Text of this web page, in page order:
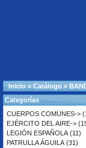
Inicio » Catálogo »
Categorías
CUERPOS COMUNES->
EJÉRCITO DEL AIRE->
LEGIÓN ESPAÑOLA (11)
PATRULLA ÁGUILA (31)